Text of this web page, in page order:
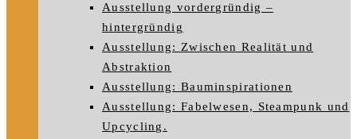
Ausstellung vordergründig –
hintergründig
Ausstellung: Zwischen Realität und
Abstraktion
Ausstellung: Bauminspirationen
Ausstellung: Fabelwesen, Steampunk und
Upcycling.